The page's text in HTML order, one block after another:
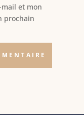
et mon
prochain